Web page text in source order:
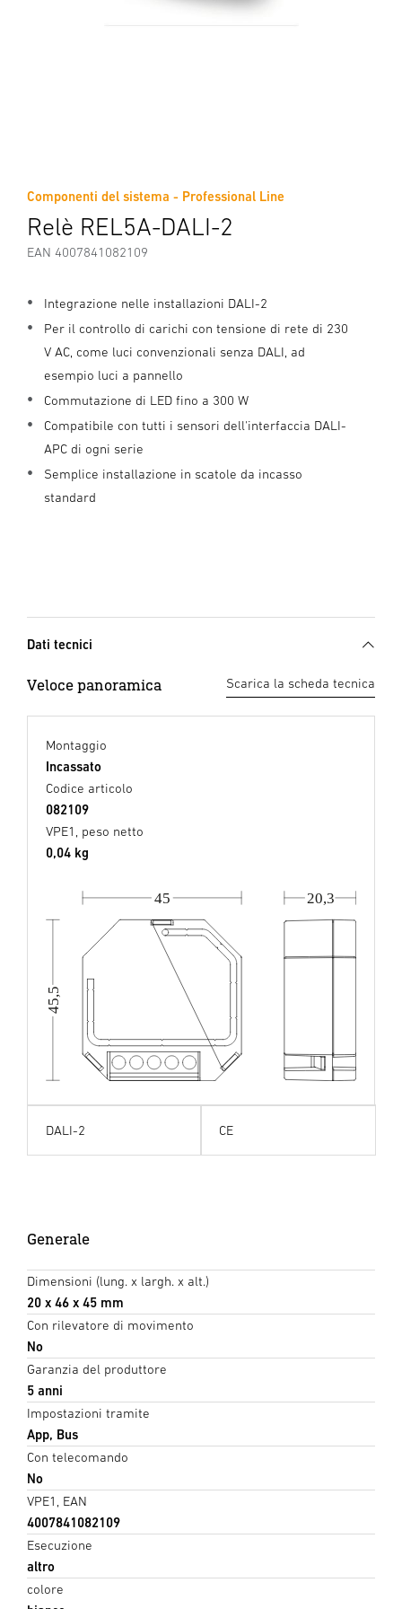
Componenti del sistema - Professional Line
Relè REL5A-DALI-2
EAN 4007841082109
Integrazione nelle installazioni DALI-2
Per il controllo di carichi con tensione di rete di 230
V AC, come luci convenzionali senza DALI, ad
esempio luci a pannello
Commutazione di LED fino a 300 W
Compatibile con tutti i sensori dell'interfaccia DALI-
APC di ogni serie
Semplice installazione in scatole da incasso
standard
Dati tecnici
Veloce panoramica Scarica la scheda tecnica
Montaggio
Incassato
Codice articolo
082109
VPE1, peso netto
0,04 kg
45
45,5
20,3
DALI-2 CE
Generale
Dimensioni (lung. x largh. x alt.)
20 x 46 x 45 mm
Con rilevatore di movimento
No
Garanzia del produttore
5 anni
Impostazioni tramite
App, Bus
Con telecomando
No
VPE1, EAN
4007841082109
Esecuzione
altro
colore